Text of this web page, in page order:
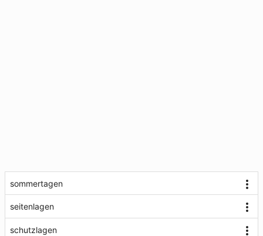
sommertagen
seitenlagen
schutzlagen